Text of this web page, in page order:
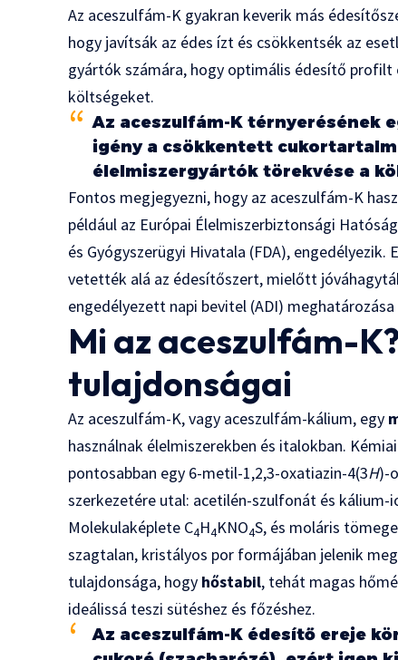
Az aceszulfám-K gyakran keverik más
hogy javítsák az édes ízt és csökkentsék az
gyártók számára, hogy optimális édesítő profilt
költségeket.
Az aceszulfám-K térnyerésének
igény a csökkentett
élelmiszergyártók törekvése a
Fontos megjegyezni, hogy az aceszulfám-K
például az Európai Élelmiszerbiztonsági
és Gyógyszerügyi Hivatala (FDA),
vetették alá az édesítőszert, mielőtt
engedélyezett napi bevitel (ADI)
Mi az aceszulfám-
tulajdonságai
Az aceszulfám-K, vagy aceszulfám-kálium, egy
használnak élelmiszerekben és italokban.
pontosabban egy 6-metil-1,2,3-oxatiazin-4(3H)-
szerkezetére utal: acetilén-szulfonát és kálium-
Molekulaképlete C4H4KNO4S, és moláris
szagtalan, kristályos por formájában jelenik
tulajdonsága, hogy hőstabil, tehát magas
ideálissá teszi sütéshez és főzéshez.
Az aceszulfám-K édesítő ereje